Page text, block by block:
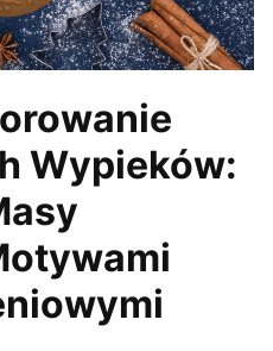
Wypieków: